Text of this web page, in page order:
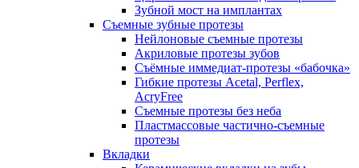
Зубной мост на имплантах
Съемные зубные протезы
Нейлоновые съемные протезы
Акриловые протезы зубов
Съёмные иммедиат‑протезы «бабочка»
Гибкие протезы Acetal, Perflex,
AcryFree
Съемные протезы без неба
Пластмассовые частично-съемные
протезы
Вкладки